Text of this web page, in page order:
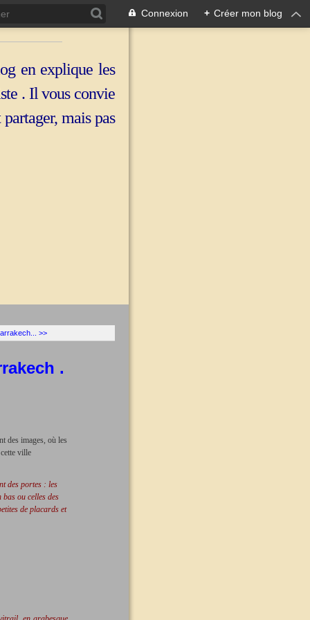
Connexion + Créer mon blog
en explique les
. Il vous convie
mais pas
>>
.
des images, où les
ville
des portes : les
ou celles des
de placards et